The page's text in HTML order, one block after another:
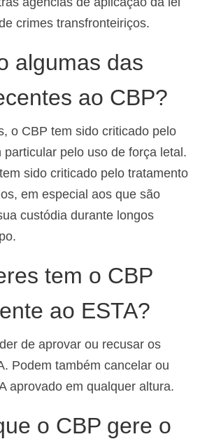
crimes transfronteiriços.
algumas das
ao CBP?
o CBP tem sido criticado pelo
particular pelo uso de força letal.
sido criticado pelo tratamento
em especial aos que são
custódia durante longos
tem o CBP
ao ESTA?
de aprovar ou recusar os
Podem também cancelar ou
aprovado em qualquer altura.
o CBP gere o